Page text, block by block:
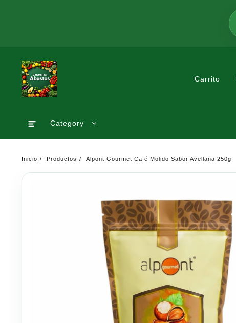
Carrito
Category
Inicio Productos Alpont Gourmet Café Molido Sabor Avellana 250g